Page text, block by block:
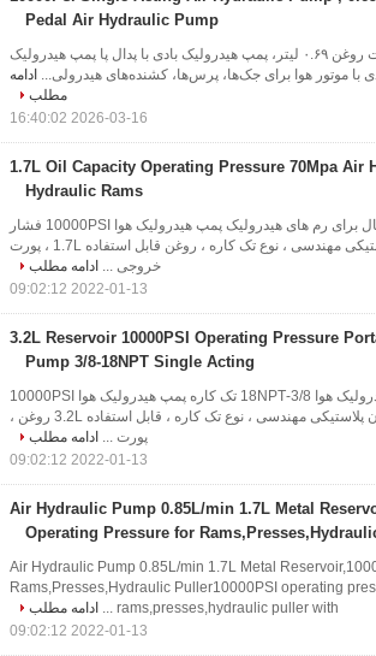
Pedal Air Hydraulic Pump
پمپ هیدرولیک بادی تک‌کاره ۱۰,۰۰۰ پی‌اس‌آی، ظرفیت روغن ۰.۶۹ لیتر، پمپ هیدرولیک بادی با پدال پا پمپ هیدرولیک
ادامه
مطلب
2026-03-16 16:40:02
1.7L Oil Capacity Operating Pressure 70Mpa Air
Hydraulic Rams
پمپ هیدرولیک 1.7 لیتری ظرفیت روغن 70 مگاپاسکال برای رم های هیدرولیک پمپ هیدرولیک هوا 10000PSI فشار
هوا برای قوچ ، پرس ، کشنده هیدرولیک با مخزن پلاستیکی مهندسی ، نوع تک کاره ، روغن قابل استفاده 1.7L ، پورت
خروجی ... ادامه مطلب
2022-01-13 09:02:12
3.2L Reservoir 10000PSI Operating Pressure
Pump 3/8-18NPT Single Acting
3.2L مخزن 10000PSI فشار فشار قابل حمل پمپ هیدرولیک هوا 3/8-18NPT تک کاره پمپ هیدرولیک هوا 10000PSI
فشار هوا برای قوچ ، پرس ، کشنده هیدرولیک با مخزن پلاستیکی مهندسی ، نوع تک کاره ، قابل استفاده 3.2L روغن ،
پورت ... ادامه مطلب
2022-01-13 09:02:12
Air Hydraulic Pump 0.85L/min 1.7L Metal
Operating Pressure for
Air Hydraulic Pump 0.85L/min 1.7L Metal
Rams,Presses,Hydraulic Puller10000PSI operating
rams,presses,hydraulic puller with ...
ادامه مطلب
2022-01-13 09:02:12